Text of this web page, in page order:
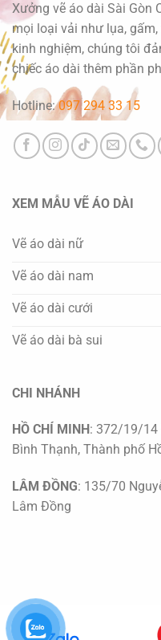
Xưởng vẽ áo dài Sài Gòn
mọi loại vải như lụa,
kinh nghiệm, chúng tôi
chiếc áo dài thêm phần
Hotline:097 294 33 15
XEM MẪU VẼ ÁO DÀI
Vẽ áo dài nữ
Vẽ áo dài nam
Vẽ áo dài cưới
Vẽ áo dài bà sui
CHI NHÁNH
HỒ CHÍ MINH : 372/19/14
Bình Thạnh, Thành phố
LÂM ĐỒNG: 135/70
Lâm Đồng